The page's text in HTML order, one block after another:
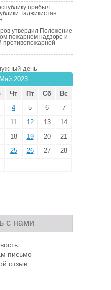
прибыл
Таджикистан
утвердил Положение
пожарном надзоре и
противопожарной
день
Май 2023
Чт Пт Сб
Вс
4 5 6
7
11 12 13
14
18 19 20
21
25 26 27
28
с нами
письмо
отзыв